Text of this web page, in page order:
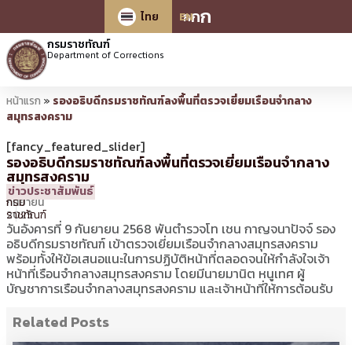
กกก
ไทย
EN
กรมราชทัณฑ์
Department of Corrections
หน้าแรก » รองอธิบดีกรมราชทัณฑ์ลงพื้นที่ตรวจเยี่ยมเรือนจำกลาง
สมุทรสงคราม
[fancy_featured_slider]
รองอธิบดีกรมราชทัณฑ์ลงพื้นที่ตรวจเยี่ยมเรือนจำกลาง
สมุทรสงคราม
10
กันยายน
2025
07:38 น.
โดย
ประชาสัมพันธ์
กรม
ราชทัณฑ์
ข่าวประชาสัมพันธ์
วันอังคารที่ 9 กันยายน 2568 พันตำรวจโท เชน กาญจนาปัจจ์ รอง
อธิบดีกรมราชทัณฑ์ เข้าตรวจเยี่ยมเรือนจำกลางสมุทรสงคราม
พร้อมทั้งให้ข้อเสนอแนะในการปฏิบัติหน้าที่ตลอดจนให้กำลังใจเจ้า
หน้าที่เรือนจำกลางสมุทรสงคราม โดยมีนายมานิต หนูเทศ ผู้
บัญชาการเรือนจำกลางสมุทรสงคราม และเจ้าหน้าที่ให้การต้อนรับ
Related Posts